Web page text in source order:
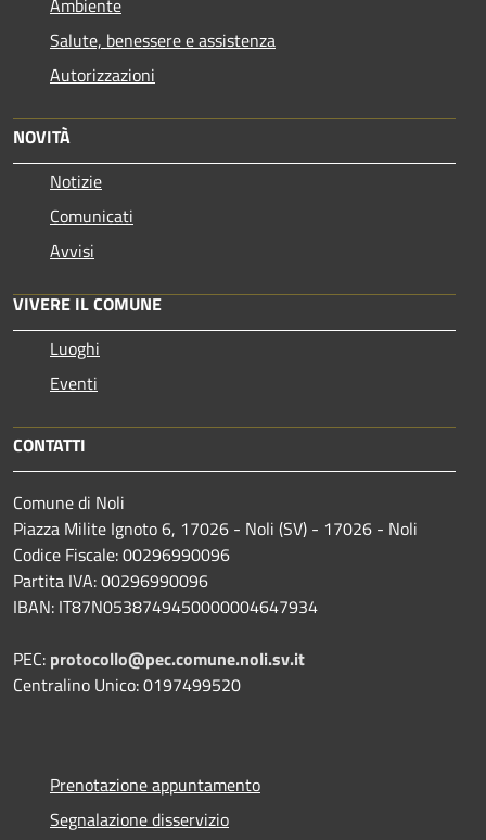
Ambiente
Salute, benessere e assistenza
Autorizzazioni
NOVITÀ
Notizie
Comunicati
Avvisi
VIVERE IL COMUNE
Luoghi
Eventi
CONTATTI
Comune di Noli
Piazza Milite Ignoto 6, 17026 - Noli (SV) - 17026 - Noli
Codice Fiscale: 00296990096
Partita IVA: 00296990096
IBAN: IT87N0538749450000004647934
PEC: protocollo@pec.comune.noli.sv.it
Centralino Unico: 0197499520
Prenotazione appuntamento
Segnalazione disservizio